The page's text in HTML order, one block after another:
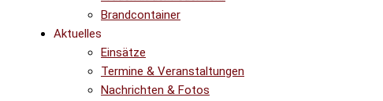
Brandcontainer
Aktuelles
Einsätze
Termine & Veranstaltungen
Nachrichten & Fotos